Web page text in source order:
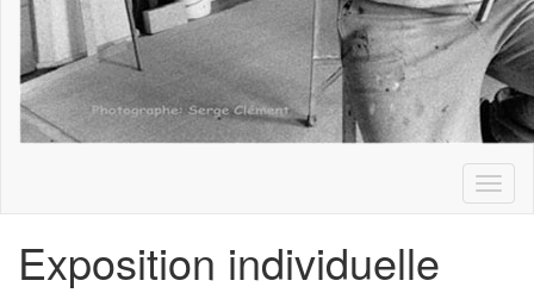
Exposition individuelle